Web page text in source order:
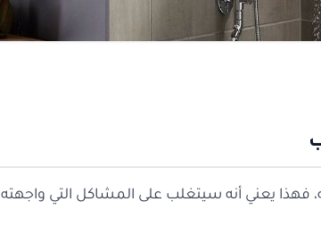
يعني أنه سيتغلب على المشاكل التي واجهته